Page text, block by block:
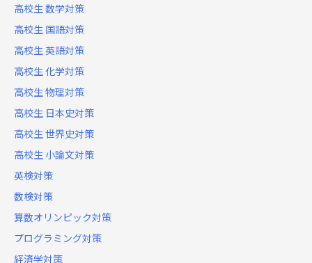
高校生 数学対策
高校生 国語対策
高校生 英語対策
高校生 化学対策
高校生 物理対策
高校生 日本史対策
高校生 世界史対策
高校生 小論文対策
英検対策
数検対策
算数オリンピック対策
プログラミング対策
経済学対策